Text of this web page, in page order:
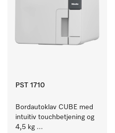
PST 1710
Bordautoklav CUBE med
intuitiv touchbetjening og
4,5 kg